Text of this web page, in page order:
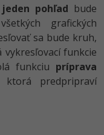
pohľad bude
grafických
sa bude kruh,
vykresľovací funkcie
funkciu príprava
ktorá predpripraví